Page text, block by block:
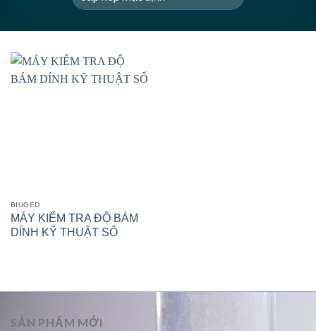
BIUGED
MÁY KIỂM TRA ĐỘ BÁM
DÍNH KỸ THUẬT SỐ
SẢN PHẨM MỚI